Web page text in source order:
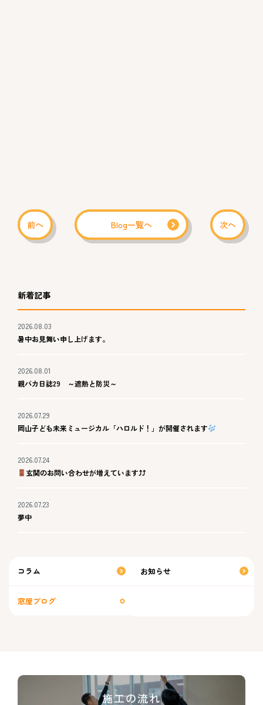
前へ 次へ
Blog一覧へ
新着記事
2026.08.03
暑中お見舞い申し上げます。
2026.08.01
親バカ日誌29 ～遮熱と防災～
2026.07.29
岡山子ども未来ミュージカル「ハロルド！」が開催されます
2026.07.24
玄関のお問い合わせが増えています⤴⤴
2026.07.23
夢中
コラム お知らせ
窓屋ブログ
施工の流れ